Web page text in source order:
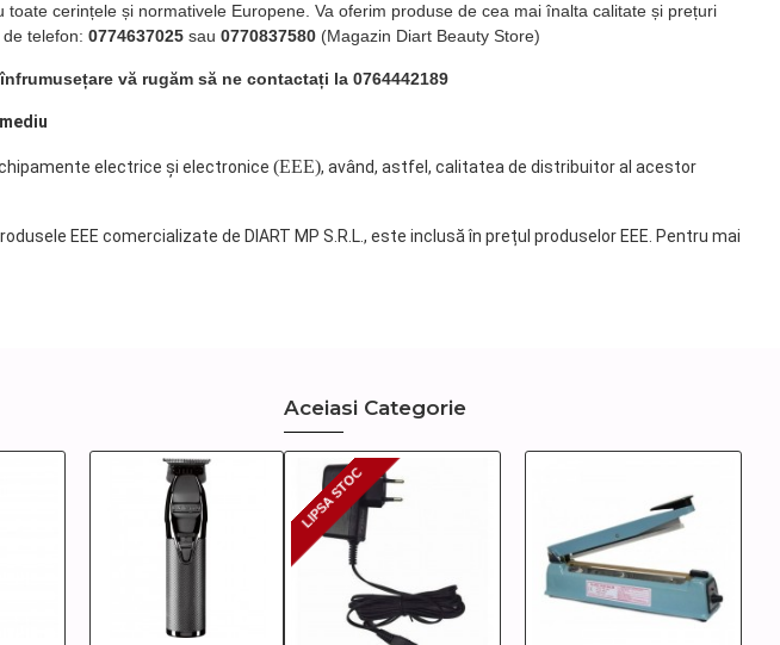
cerințele și normativele Europene. Va oferim produse de cea mai înalta calitate și prețuri
telefon: 0774637025 sau 0770837580 (Magazin Diart Beauty Store)
vă rugăm să ne contactați la 0764442189
electrice și electronice (EEE), având, astfel, calitatea de distribuitor al acestor
EEE comercializate de DIART MP S.R.L., este inclusă în prețul produselor EEE. Pentru mai
Aceiasi Categorie
LIPSA STOC
LIPSA STOC